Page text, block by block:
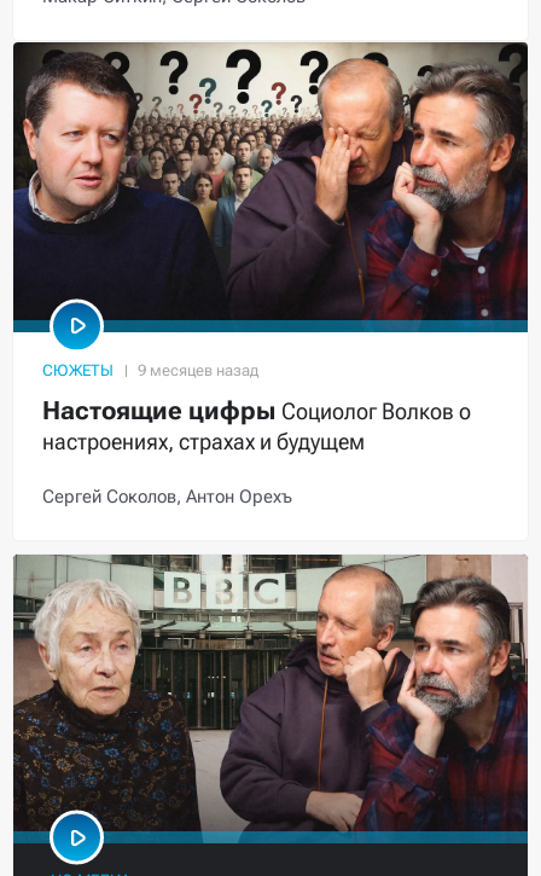
СЮЖЕТЫ
Настоящие цифры Социолог Волков о
настроениях, страхах и будущем
Сергей Соколов, Антон Орехъ